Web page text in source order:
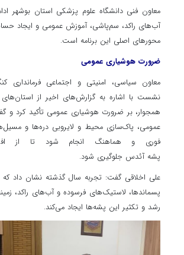
معاون فنی دانشگاه علوم پزشکی استان بوشهر
آب‌های راکد، سم‌پاشی، آموزش عمومی و ایجاد
محورهای اصلی این برنامه است.
ضرورت هوشیاری عمومی
معاون سیاسی، امنیتی و اجتماعی فرمانداری
نشست با اشاره به گزارش‌های اخیر از
همجوار، بر ضرورت هوشیاری عمومی تأکید کرد و
عمومی، پاک‌سازی محیط و لایروبی دره‌ها و
فوری و هماهنگ انجام شود تا از
پشه آئدس جلوگیری شود.
علی اخلاقی گفت: تجربه سال گذشته نشان داد
پسماندها، لاستیک‌های فرسوده و آب‌های راکد،
رشد و تکثیر این پشه‌ها ایجاد می‌کند.